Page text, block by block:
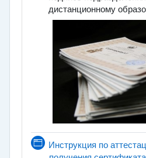
дистанционному
Инструкция по